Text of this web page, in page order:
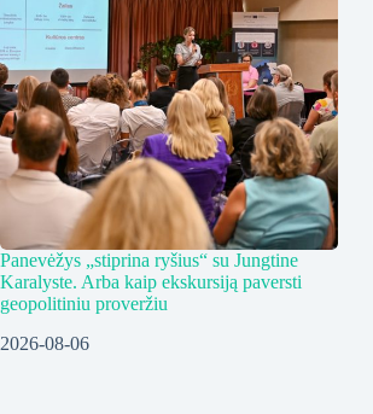
Panevėžys „stiprina ryšius“ su Jungtine
Karalyste. Arba kaip ekskursiją paversti
geopolitiniu proveržiu
2026-08-06